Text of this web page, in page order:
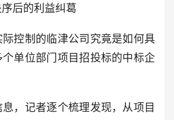
后的利益纠葛
控制的临津公司究竟是如何具
单位部门项目招投标的中标企
，记者逐个梳理发现，从项目